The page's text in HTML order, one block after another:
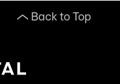
Back to Top